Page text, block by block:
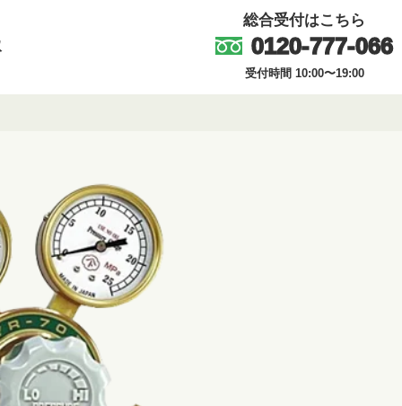
総合受付はこちら
0120-777-066
受付時間 10:00〜19:00